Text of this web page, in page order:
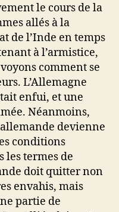
le cours de la
allés à la
de l’Inde en temps
à l’armistice,
comment se
L’Allemagne
enfui, et une
Néanmoins,
allemande devienne
conditions
les termes de
doit quitter non
envahis, mais
partie de